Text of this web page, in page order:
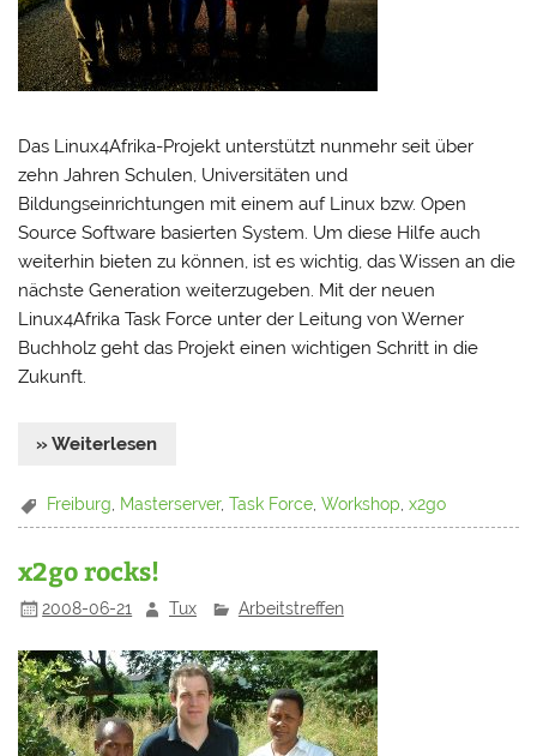
Das Linux4Afrika-Projekt unterstützt nunmehr seit über
zehn Jahren Schulen, Universitäten und
Bildungseinrichtungen mit einem auf Linux bzw. Open
Source Software basierten System. Um diese Hilfe auch
weiterhin bieten zu können, ist es wichtig, das Wissen an die
nächste Generation weiterzugeben. Mit der neuen
Linux4Afrika Task Force unter der Leitung von Werner
Buchholz geht das Projekt einen wichtigen Schritt in die
Zukunft.
» Weiterlesen
Freiburg Masterserver,Task Force ,Workshop ,x2go
x2go rocks!
2008-06-21 Tux Arbeitstreffen